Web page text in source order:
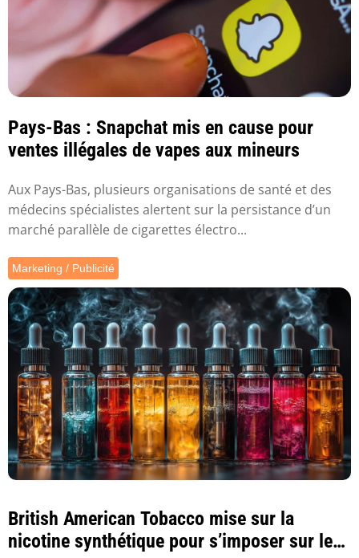
Pays-Bas : Snapchat mis en cause pour
ventes illégales de vapes aux mineurs
Aux Pays-Bas, plusieurs organisations de santé et des
médecins spécialistes alertent sur la persistance d’un
marché parallèle de cigarettes électro...
Marketing / Publicité
British American Tobacco mise sur la
nicotine synthétique pour s’imposer sur le